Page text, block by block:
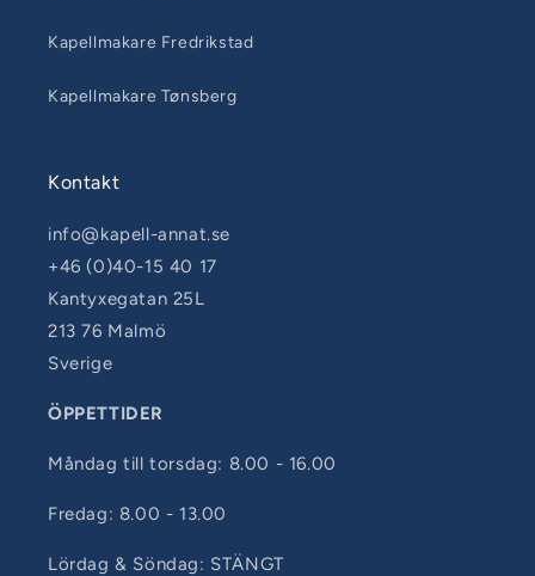
Kapellmakare Fredrikstad
Kapellmakare Tønsberg
Kontakt
info@kapell-annat.se
+46 (0)40-15 40 17
Kantyxegatan 25L
213 76 Malmö
Sverige
ÖPPETTIDER
Måndag till torsdag: 8.00 - 16.00
Fredag: 8.00 - 13.00
Lördag & Söndag: STÄNGT